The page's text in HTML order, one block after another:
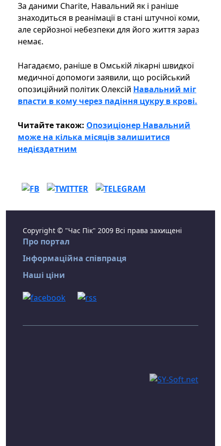
За даними Сharite, Навальний як і раніше
знаходиться в реанімації в стані штучної коми,
але серйозної небезпеки для його життя зараз
немає.
Нагадаємо, раніше в Омській лікарні швидкої
медичної допомоги заявили, що російський
опозиційний політик Олексій Навальний міг
впасти в кому через падіння цукру в крові.
Читайте також: Опозиціонер Навальний
може на кілька місяців залишитися
недієздатним
Copyright © "Час Пік" 2009 Всі права захищені
Про портал
Інформаційна співпраця
Наші ціни